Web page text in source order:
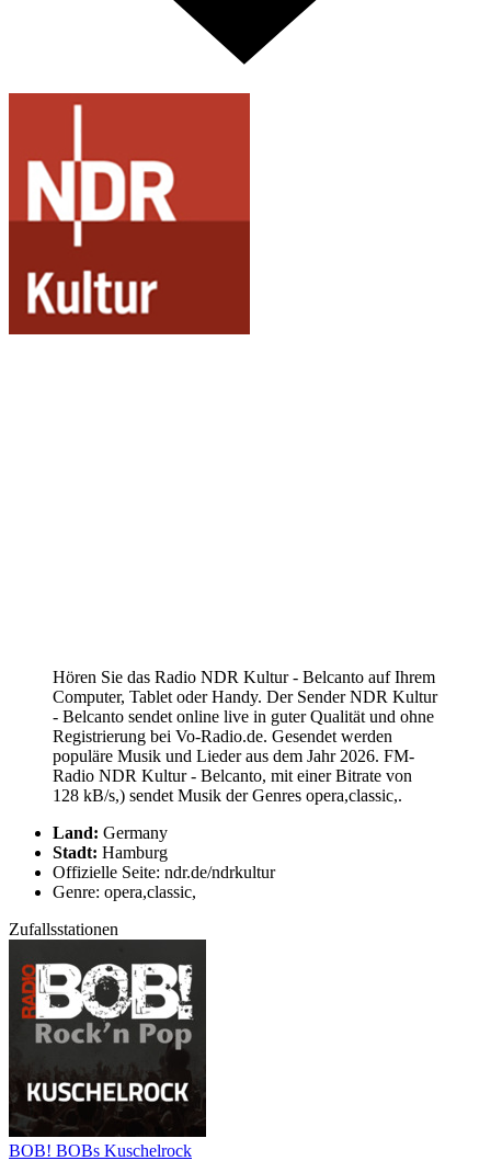
Hören Sie das Radio NDR Kultur - Belcanto auf Ihrem
Computer, Tablet oder Handy. Der Sender NDR Kultur
- Belcanto sendet online live in guter Qualität und ohne
Registrierung bei Vo-Radio.de. Gesendet werden
populäre Musik und Lieder aus dem Jahr 2026. FM-
Radio NDR Kultur - Belcanto, mit einer Bitrate von
128 kB/s,) sendet Musik der Genres opera,classic,.
Land: Germany
Stadt: Hamburg
Offizielle Seite: ndr.de/ndrkultur
Genre: opera,classic,
Zufallsstationen
BOB! BOBs Kuschelrock